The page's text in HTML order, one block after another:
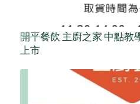
開平餐飲 主廚之家 中點教
上市